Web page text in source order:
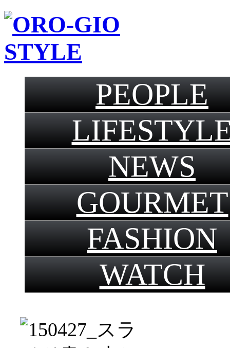
PEOPLE
NEWS
GOURMET
FASHION
WATCH